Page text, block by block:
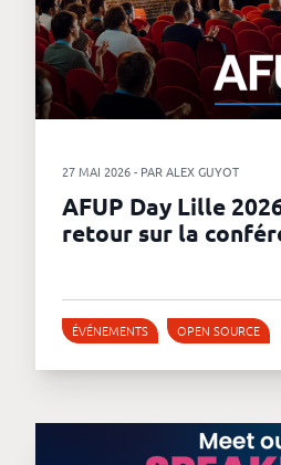
27 MAI 2026 - PAR ALEX GUYOT
AFUP Day Lille
retour sur la
ÉVÉNEMENTS OPEN SOURCE